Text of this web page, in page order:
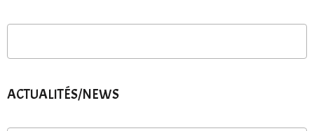
ACTUALITÉS/NEWS